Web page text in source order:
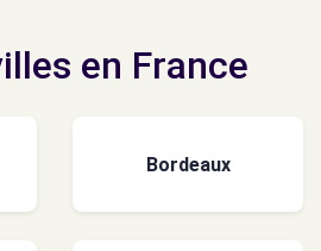
en France
Bordeaux